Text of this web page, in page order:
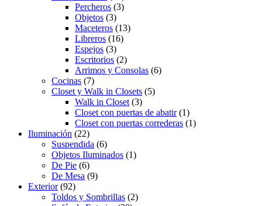
Percheros (3)
Objetos (3)
Maceteros (13)
Libreros (16)
Espejos (3)
Escritorios (2)
Arrimos y Consolas (6)
Cocinas (7)
Closet y Walk in Closets (5)
Walk in Closet (3)
Closet con puertas de abatir(1)
Closet con puertas correderas (1)
Iluminación (22)
Suspendida (6)
Objetos Iluminados (1)
De Pie (6)
De Mesa (9)
Exterior(92)
Toldos y Sombrillas (2)